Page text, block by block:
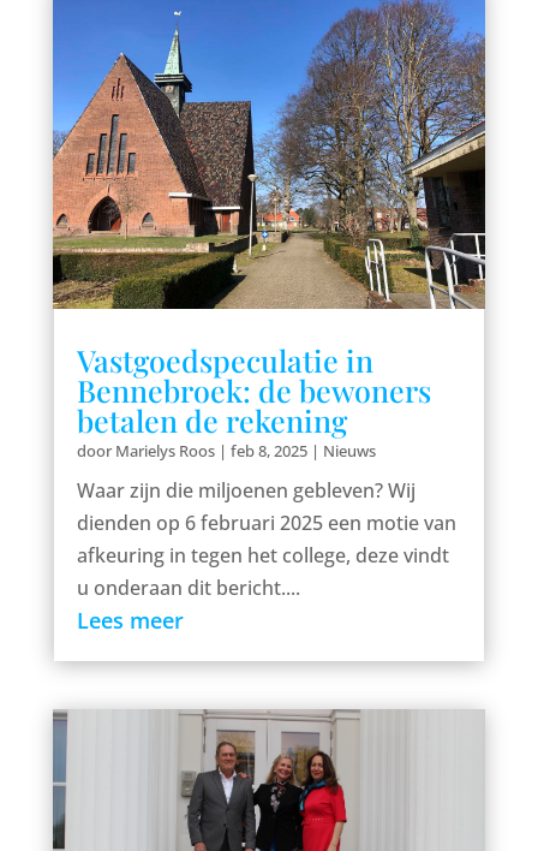
Vastgoedspeculatie in
Bennebroek: de bewoners
betalen de rekening
doorMarielys Roos| feb 8, 2025| Nieuws
Waar zijn die miljoenen gebleven? Wij
dienden op 6 februari 2025 een motie van
afkeuring in tegen het college, deze vindt
u onderaan dit bericht....
Lees meer